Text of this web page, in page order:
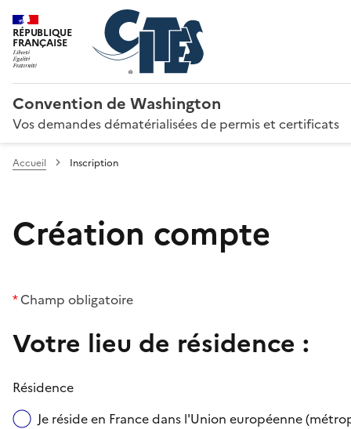
RÉPUBLIQUE
FRANÇAISE
Convention de Washington
Vos demandes dématérialisées de permis et certificats
Accueil Inscription
Création compte
*Champ obligatoire
Votre lieu de résidence :
Résidence
Je réside en France dans l'Union européenne